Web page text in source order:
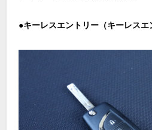
●キーレスエントリー（キーレスエ